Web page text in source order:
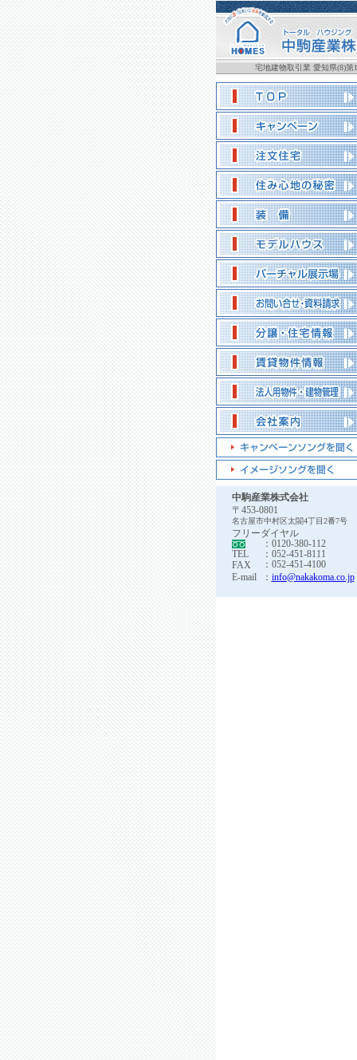
宅地建物取引業 愛知県(8)
中駒産業株式会社
〒453-0801
名古屋市中村区太閤4丁目2番7号
フリーダイヤル
：0120-380-112
TEL
：052-451-8111
FAX
：052-451-4100
E-mail
： info@nakakoma.co.jp